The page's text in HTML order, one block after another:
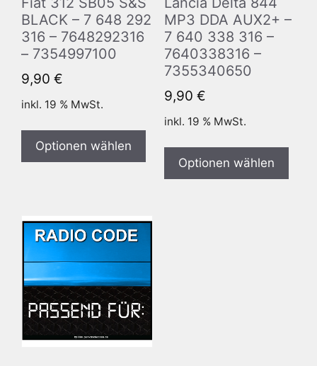
BLACK – 7 648 292
316 – 7648292316
– 7354997100
9,90 €
inkl. 19 % MwSt.
Optionen wählen
MP3 DDA AUX2+ –
7 640 338 316 –
7640338316 –
7355340650
9,90 €
inkl. 19 % MwSt.
Optionen wählen